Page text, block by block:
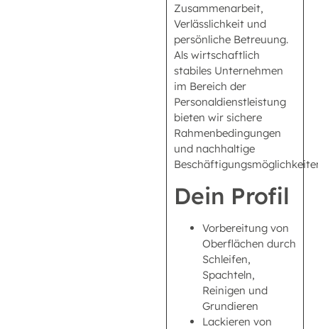
Zusammenarbeit,
Verlässlichkeit und
persönliche Betreuung.
Als wirtschaftlich
stabiles Unternehmen
im Bereich der
Personaldienstleistung
bieten wir sichere
Rahmenbedingungen
und nachhaltige
Dein Profil
Vorbereitung von
Oberflächen durch
Schleifen,
Spachteln,
Reinigen und
Grundieren
Lackieren von